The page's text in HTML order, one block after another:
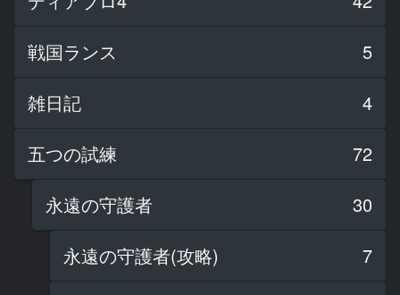
戦国ランス
5
雑日記
4
五つの試練
72
永遠の守護者
30
永遠の守護者(攻略)
7